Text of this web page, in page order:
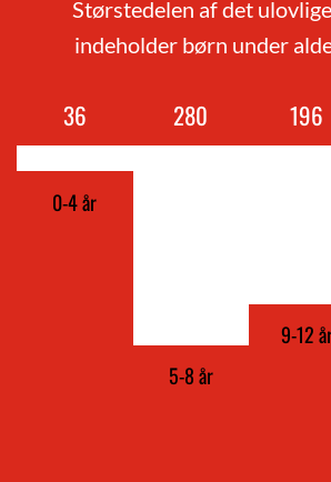
Størstedelen af det
indeholder børn under
36
0-4 år
292 200
9-12 år